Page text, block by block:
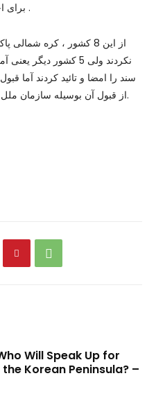
برای اجرا کردن آن آمادگی نشان می دهند .
از این 8 کشور ، کره
نکردند ولی 5 کشور
از قبول آن بوسیله سازمان ملل متحد در حالت تعلیق نگاه داشته اند.
Will Speak Up for
the Korean Peninsula? –